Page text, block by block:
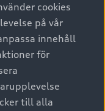
cookies
på vår
innehåll
för
till alla